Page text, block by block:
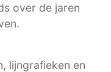
over de jaren
lijngrafieken en